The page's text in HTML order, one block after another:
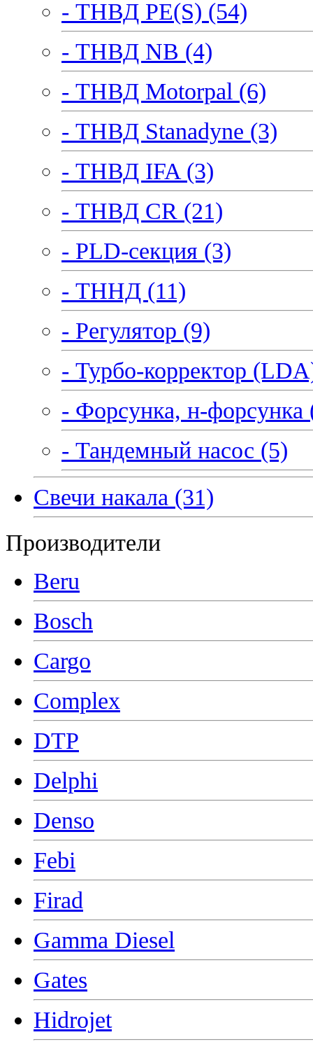
- ТНВД PE(S) (54)
- ТНВД NB (4)
- ТНВД Motorpal (6)
- ТНВД Stanadyne (3)
- ТНВД IFA (3)
- ТНВД CR (21)
- PLD-секция (3)
- ТННД (11)
- Регулятор (9)
- Турбо-корректор
- Форсунка, н-форсунка
- Тандемный насос (5)
Свечи накала (31)
Производители
Beru
Bosch
Cargo
Complex
DTP
Delphi
Denso
Febi
Firad
Gamma Diesel
Gates
Hidrojet